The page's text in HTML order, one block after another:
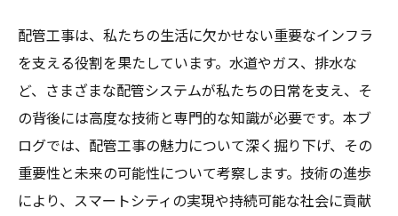
配管工事は、私たちの生活に欠かせない重要なインフラ
を支える役割を果たしています。水道やガス、排水な
ど、さまざまな配管システムが私たちの日常を支え、そ
の背後には高度な技術と専門的な知識が必要です。本ブ
ログでは、配管工事の魅力について深く掘り下げ、その
重要性と未来の可能性について考察します。技術の進歩
により、スマートシティの実現や持続可能な社会に貢献